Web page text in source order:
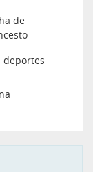
de
deportes